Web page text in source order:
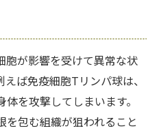
胞が影響を受けて異常な状
ば免疫細胞Tリンパ球は、
を攻撃してしまいます。
包む組織が狙われること